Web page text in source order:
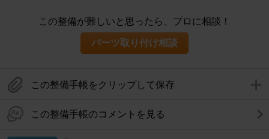
この整備が難しいと思ったら、プロに相談！
パーツ取り付け相談
この整備手帳をクリップして保存
この整備手帳のコメントを見る